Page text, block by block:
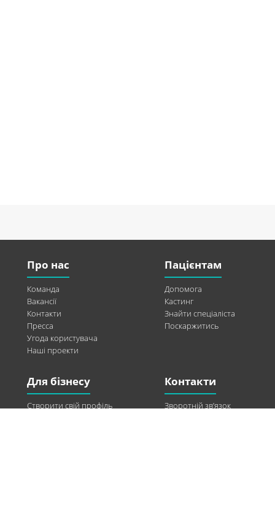
Про нас
Команда
Вакансії
Контакти
Пресса
Угода користувача
Наші проекти
Пацієнтам
Допомога
Кастинг
Знайти спеціаліста
Поскаржитись
Для бізнесу
Створити свій профіль
Контакти
Зворотній зв’язок